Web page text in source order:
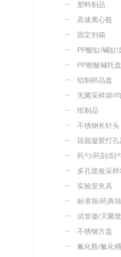
塑料制品
高速离心瓶
固定剂箱
PP酸缸/碱缸/
PP耐酸碱托盘
铝制样品盘
无菌采样袋/
纸制品
不锈钢长针头
琼脂凝胶打孔
药勺/药刮/刮
多孔玻板采样
实验室夹具
标准筛/药典
试管篓/灭菌
篮
不锈钢方盘
氟化瓶/氟化桶